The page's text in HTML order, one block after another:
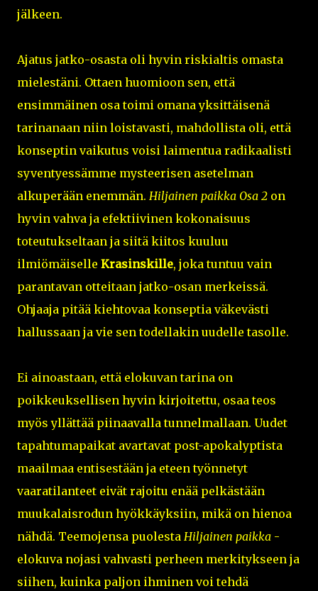
jälkeen.
Ajatus jatko-osasta oli hyvin riskialtis omasta
mielestäni. Ottaen huomioon sen, että
ensimmäinen osa toimi omana yksittäisenä
tarinanaan niin loistavasti, mahdollista oli, että
konseptin vaikutus voisi laimentua radikaalisti
syventyessämme mysteerisen asetelman
alkuperään enemmän. Hiljainen paikka Osa 2 on
hyvin vahva ja efektiivinen kokonaisuus
toteutukseltaan ja siitä kiitos kuuluu
ilmiömäiselle Krasinskille, joka tuntuu vain
parantavan otteitaan jatko-osan merkeissä.
Ohjaaja pitää kiehtovaa konseptia väkevästi
hallussaan ja vie sen todellakin uudelle tasolle.
Ei ainoastaan, että elokuvan tarina on
poikkeuksellisen hyvin kirjoitettu, osaa teos
myös yllättää piinaavalla tunnelmallaan. Uudet
tapahtumapaikat avartavat post-apokalyptista
maailmaa entisestään ja eteen työnnetyt
vaaratilanteet eivät rajoitu enää pelkästään
muukalaisrodun hyökkäyksiin, mikä on hienoa
nähdä. Teemojensa puolesta Hiljainen paikka -
elokuva nojasi vahvasti perheen merkitykseen ja
siihen, kuinka paljon ihminen voi tehdä